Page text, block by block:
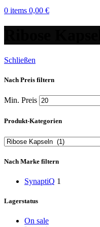
0 items 0,00 €
Schließen
Nach Preis filtern
Min. Preis
Produkt-Kategorien
Nach Marke filtern
SynaptiQ 1
Lagerstatus
On sale